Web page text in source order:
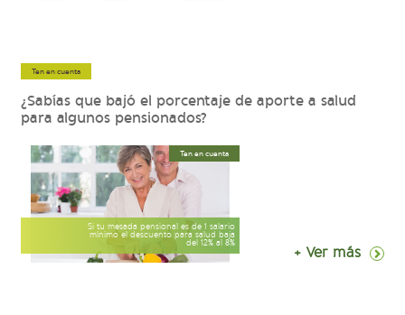
Ten en cuenta
Si tu mesada pensional es de 1 salario
mínimo el descuento para salud baja
del 12% al 8%
Ten en cuenta
¿Sabías que bajó el porcentaje de aporte a salud
para algunos pensionados?
+ Ver más